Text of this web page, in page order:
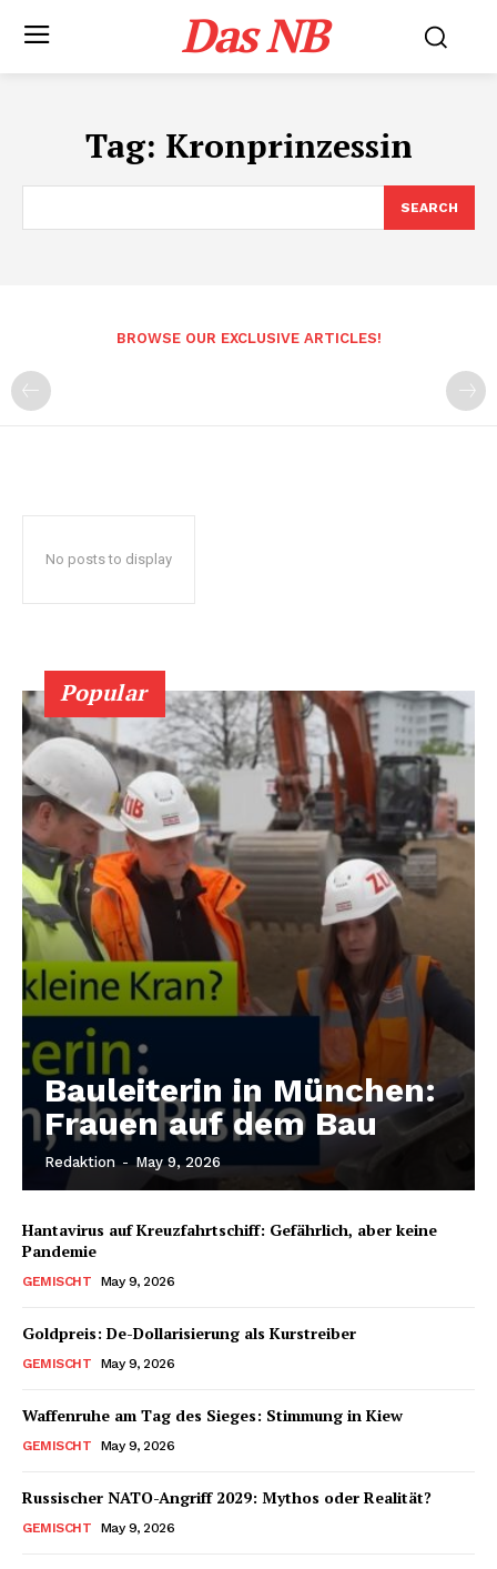
Das NB
Tag: Kronprinzessin
SEARCH
BROWSE OUR EXCLUSIVE ARTICLES!
No posts to display
Popular
Bauleiterin in München:
Frauen auf dem Bau
Redaktion - May 9, 2026
Hantavirus auf Kreuzfahrtschiff: Gefährlich, aber keine
Pandemie
GEMISCHT May 9, 2026
Goldpreis: De-Dollarisierung als Kurstreiber
GEMISCHT May 9, 2026
Waffenruhe am Tag des Sieges: Stimmung in Kiew
GEMISCHT May 9, 2026
Russischer NATO-Angriff 2029: Mythos oder Realität?
GEMISCHT May 9, 2026